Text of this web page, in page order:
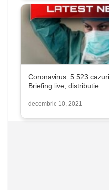
Coronavirus: 5.523
Briefing live; distributie
decembrie 10, 2021